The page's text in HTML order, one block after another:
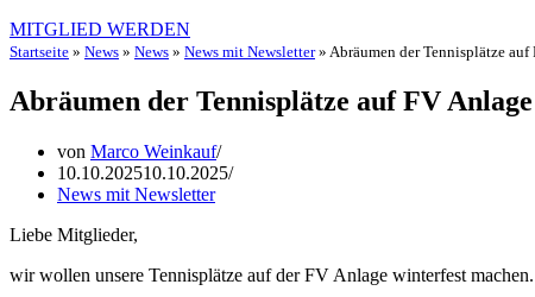
MITGLIED WERDEN
Startseite » News » News » News mit Newsletter» Abräumen der Tennisplätze auf
Abräumen der Tennisplätze auf FV Anlage
von Marco Weinkauf
10.10.202510.10.2025
News mit Newsletter
Liebe Mitglieder,
wir wollen unsere Tennisplätze auf der FV Anlage winterfest machen.